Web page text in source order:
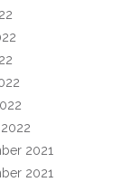
2021
2021